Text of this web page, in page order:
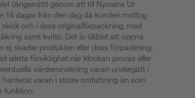
(ångerrätt) genom att till Nymans Ur
14 dagar från den dag då kunden mottog
och i dess originalförpackning, med
samt kvitto. Det är tillåtet att öppna
ej skadar produkten eller dess förpackning.
iaktta försiktighet när klockan provas eller
värdeminskning varan undergått i
varan i större omfattning än som
funktion.